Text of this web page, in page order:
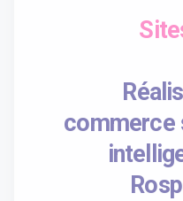
commerce